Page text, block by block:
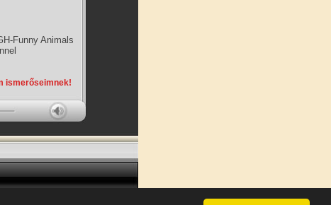
Funny Animals
ismerőseimnek!